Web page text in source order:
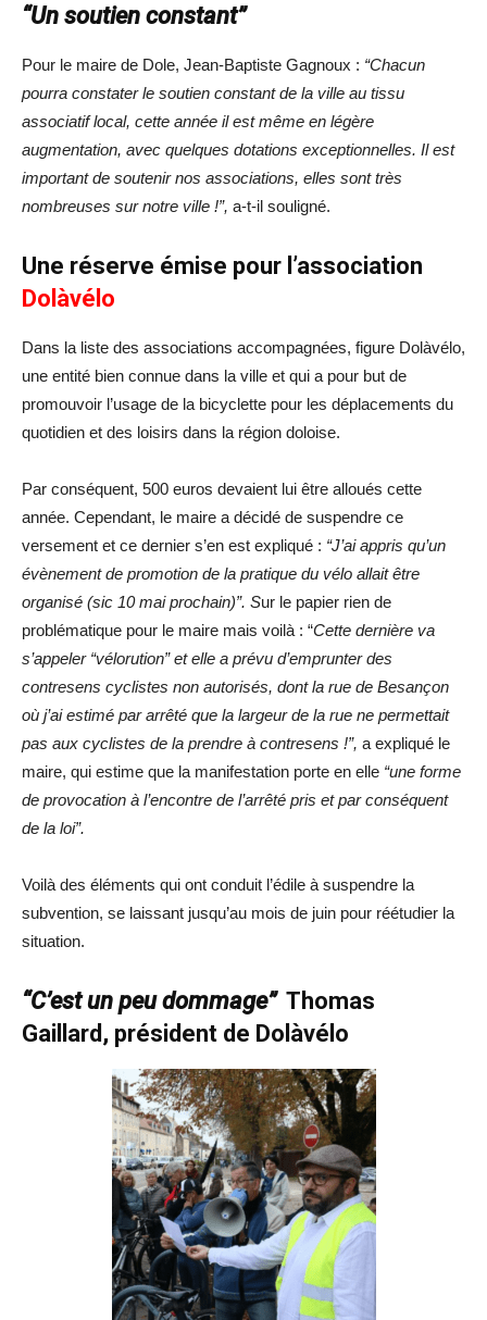
“Un soutien constant”
Pour le maire de Dole, Jean-Baptiste Gagnoux : “Chacun
pourra constater le soutien constant de la ville au tissu
associatif local, cette année il est même en légère
augmentation, avec quelques dotations exceptionnelles. Il est
important de soutenir nos associations, elles sont très
nombreuses sur notre ville !”, a-t-il souligné.
Une réserve émise pour l’association
Dolàvélo
Dans la liste des associations accompagnées, figure Dolàvélo,
une entité bien connue dans la ville et qui a pour but de
promouvoir l’usage de la bicyclette pour les déplacements du
quotidien et des loisirs dans la région doloise.
Par conséquent, 500 euros devaient lui être alloués cette
année. Cependant, le maire a décidé de suspendre ce
versement et ce dernier s’en est expliqué : “J’ai appris qu’un
évènement de promotion de la pratique du vélo allait être
organisé (sic 10 mai prochain)”. Sur le papier rien de
problématique pour le maire mais voilà : “Cette dernière va
s’appeler “vélorution” et elle a prévu d’emprunter des
contresens cyclistes non autorisés, dont la rue de Besançon
où j’ai estimé par arrêté que la largeur de la rue ne permettait
pas aux cyclistes de la prendre à contresens !”, a expliqué le
maire, qui estime que la manifestation porte en elle “une forme
de provocation à l’encontre de l’arrêté pris et par conséquent
de la loi”.
Voilà des éléments qui ont conduit l’édile à suspendre la
subvention, se laissant jusqu’au mois de juin pour réétudier la
situation.
“C’est un peu dommage”Thomas
Gaillard, président de Dolàvélo